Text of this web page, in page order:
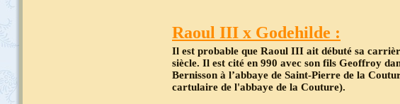
Raoul III x Godehilde :
Il est probable que Raoul III ait débuté sa
siècle. Il est cité en 990 avec son fils Geoffroy
Bernisson à l’abbaye de Saint-Pierre de la
cartulaire de l'abbaye de la Couture).